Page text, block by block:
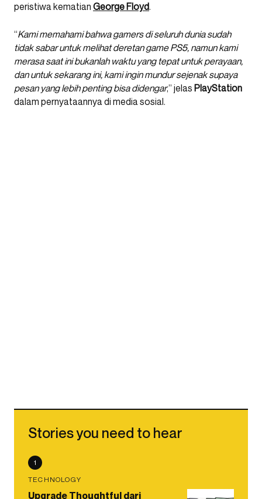
peristiwa kematian George Floyd.
“Kami memahami bahwa gamers di seluruh dunia sudah
tidak sabar untuk melihat deretan game PS5, namun kami
merasa saat ini bukanlah waktu yang tepat untuk perayaan,
dan untuk sekarang ini, kami ingin mundur sejenak supaya
pesan yang lebih penting bisa didengar,” jelas PlayStation
dalam pernyataannya di media sosial.
Stories you need to hear
1
TECHNOLOGY
Upgrade Thoughtful dari